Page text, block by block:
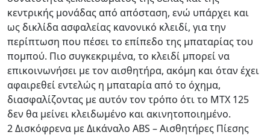
κεντρικής μονάδας από απόσταση, ενώ υπάρχει και
ως δικλίδα ασφαλείας κανονικό κλειδί, για την
περίπτωση που πέσει το επίπεδο της μπαταρίας του
πομπού. Πιο συγκεκριμένα, το κλειδί μπορεί να
επικοινωνήσει με τον αισθητήρα, ακόμη και όταν έχει
αφαιρεθεί εντελώς η μπαταρία από το όχημα,
διασφαλίζοντας με αυτόν τον τρόπο ότι το ΜΤΧ 125
δεν θα μείνει κλειδωμένο και ακινητοποιημένο.
2 Δισκόφρενα με Δικάναλο ABS – Αισθητήρες Πίεσης